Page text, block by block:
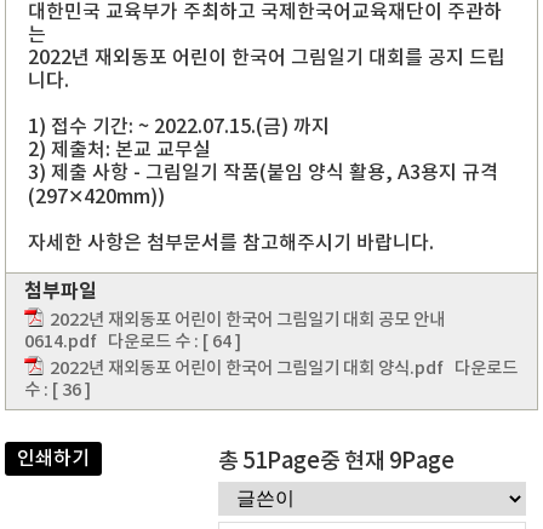
대한민국 교육부가 주최하고 국제한국어교육재단이 주관하
는
2022년 재외동포 어린이 한국어 그림일기 대회를 공지 드립
니다.
1) 접수 기간: ~ 2022.07.15.(금) 까지
2) 제출처: 본교 교무실
3) 제출 사항 - 그림일기 작품(붙임 양식 활용, A3용지 규격
(297✕420mm))
자세한 사항은 첨부문서를 참고해주시기 바랍니다.
첨부파일
2022년 재외동포 어린이 한국어 그림일기 대회 공모 안내
0614.pdf 다운로드 수 : [ 64 ]
2022년 재외동포 어린이 한국어 그림일기 대회 양식.pdf 다운로드
수 : [ 36 ]
인쇄하기 총 51Page중 현재 9Page